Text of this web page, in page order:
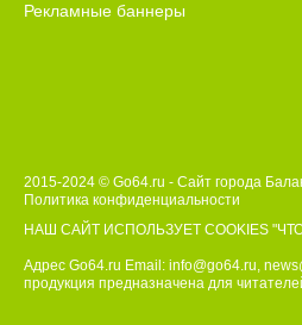
Рекламные баннеры
2015-2024 © Go64.ru - Сайт города
Политика конфиденциальности
НАШ САЙТ ИСПОЛЬЗУЕТ COOKIES
Адрес Go64.ru Email: info@go64.ru,
продукция предназначена для